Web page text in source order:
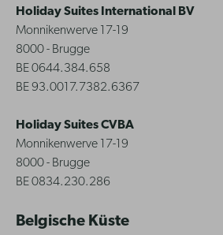
Holiday Suites International BV
Monnikenwerve 17-19
8000 - Brugge
BE 0644.384.658
BE 93.0017.7382.6367
Holiday Suites CVBA
Monnikenwerve 17-19
8000 - Brugge
BE 0834.230.286
Belgische Küste